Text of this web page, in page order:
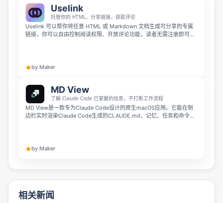
Uselink
托管你的 HTML，分享链接，获取评论
Uselink 可以帮你将任意 HTML 或 Markdown 文档生成可分享的专属
链接，你可以自由控制阅读权限、开放评论功能，读者无需注册即可通
by Maker
MD View
了解 Claude Code 已掌握的信息，不打断工作流程
MD View是一款专为Claude Code设计的原生macOS应用。它能在侧
边栏实时渲染Claude Code生成的CLAUDE.md、记忆、任务和命令文
by Maker
相关新闻